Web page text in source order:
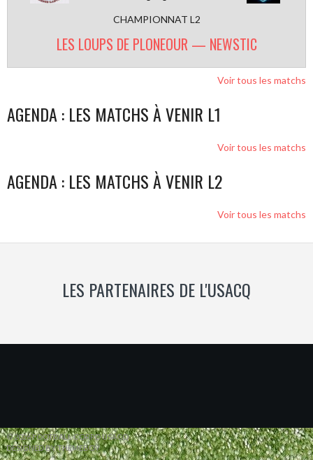
CHAMPIONNAT L2
LES LOUPS DE PLONEOUR — NEWSTIC
Voir tous les matchs
AGENDA : LES MATCHS À VENIR L1
Voir tous les matchs
AGENDA : LES MATCHS À VENIR L2
Voir tous les matchs
LES PARTENAIRES DE L'USACQ
© 2026 FOOTBALL CORPO USACQ
DESIGNED BY THEMEBOY